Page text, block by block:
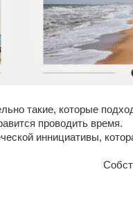
такие, которые
проводить время.
иннициативы,